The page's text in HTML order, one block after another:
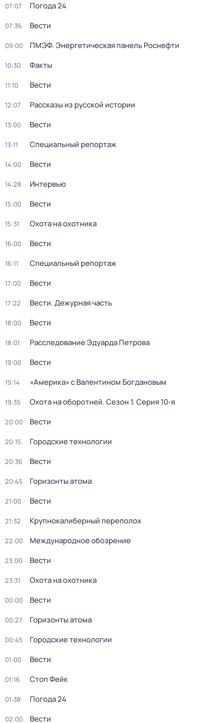
07:07 Погода 24
07:36 Вести
09:00 ПМЭФ. Энергетическая панель Роснефти
10:30 Факты
11:10 Вести
12:07 Рассказы из русской истории
13:00 Вести
13:11 Специальный репортаж
14:00 Вести
14:28 Интервью
15:00 Вести
15:31 Охота на охотника
16:00 Вести
16:11 Специальный репортаж
17:00 Вести
17:22 Вести. Дежурная часть
18:00 Вести
18:01 Расследование Эдуарда Петрова
19:00 Вести
19:14 «Америка» с Валентином Богдановым
19:35 Охота на оборотней. Сезон 1. Серия 10-я
20:00 Вести
20:15 Городские технологии
20:36 Вести
20:45 Горизонты атома
21:00 Вести
21:32 Крупнокалиберный переполох
22:00 Международное обозрение
23:00 Вести
23:31 Охота на охотника
00:00 Вести
00:27 Горизонты атома
00:45 Городские технологии
01:00 Вести
01:16 Стоп Фейк
01:38 Погода 24
02:00 Вести